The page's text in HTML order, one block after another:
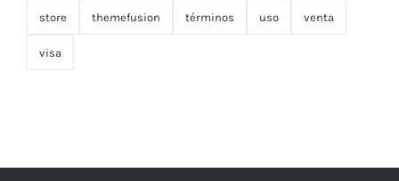
store themefusion términos uso venta
visa